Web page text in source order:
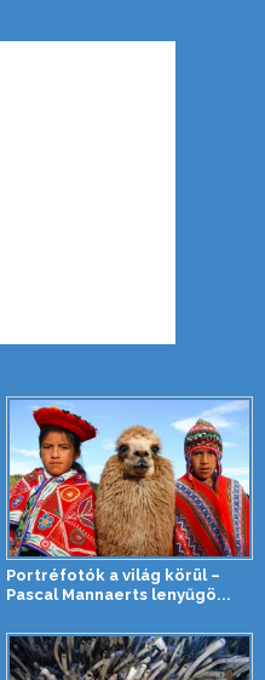
Portréfotók a világ körül –
Pascal Mannaerts lenyűgö...